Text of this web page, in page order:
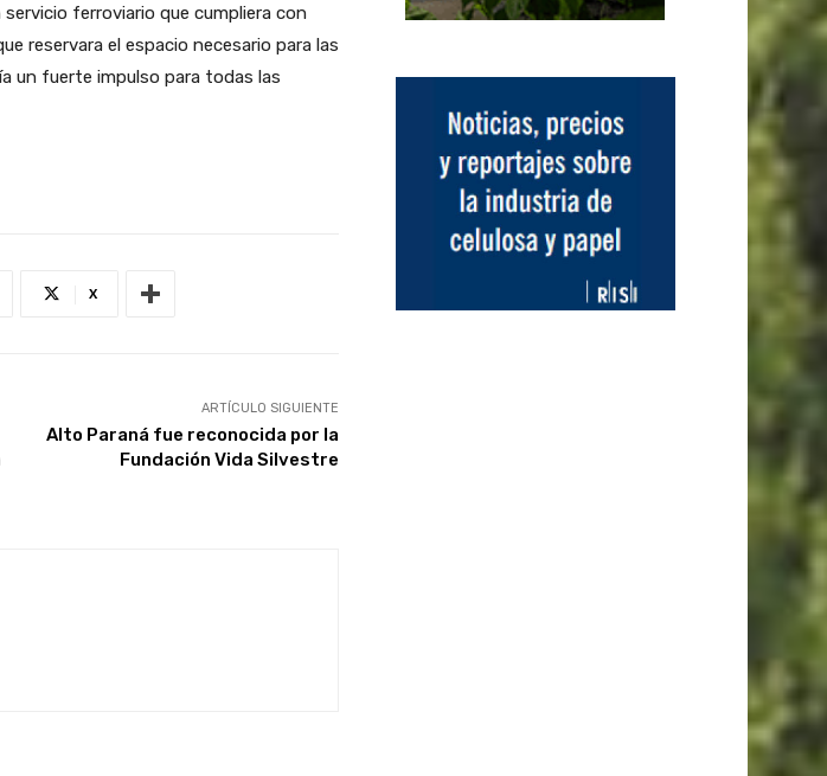
ferroviario que cumpliera con
reservara el espacio necesario para las
un fuerte impulso para todas las
X
ARTÍCULO SIGUIENTE
Alto Paraná fue reconocida por la
Fundación Vida Silvestre